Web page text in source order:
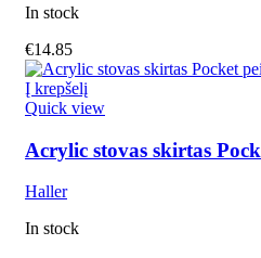
In stock
€14.85
Į krepšelį
Quick view
Acrylic stovas skirtas
Haller
In stock